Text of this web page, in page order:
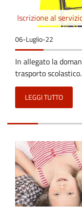
Iscrizione al
06-Luglio-22
In allegato la
trasporto scolastico.
LEGGI TUTTO